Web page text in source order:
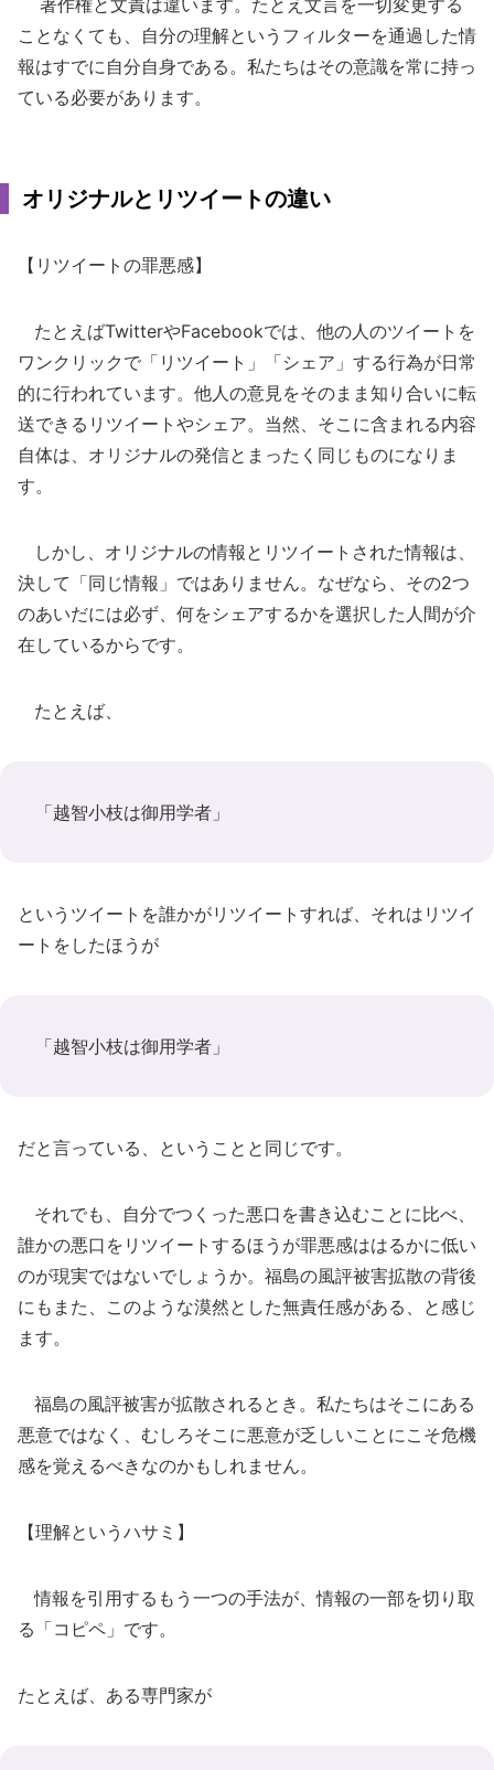
著作権と文責は違います。たとえ文言を一切変更する
ことなくても、自分の理解というフィルターを通過した情
報はすでに自分自身である。私たちはその意識を常に持っ
ている必要があります。
オリジナルとリツイートの違い
【リツイートの罪悪感】
たとえばTwitterやFacebookでは、他の人のツイートを
ワンクリックで「リツイート」「シェア」する行為が日常
的に行われています。他人の意見をそのまま知り合いに転
送できるリツイートやシェア。当然、そこに含まれる内容
自体は、オリジナルの発信とまったく同じものになりま
す。
しかし、オリジナルの情報とリツイートされた情報は、
決して「同じ情報」ではありません。なぜなら、その2つ
のあいだには必ず、何をシェアするかを選択した人間が介
在しているからです。
たとえば、
「越智小枝は御用学者」
というツイートを誰かがリツイートすれば、それはリツイ
ートをしたほうが
「越智小枝は御用学者」
だと言っている、ということと同じです。
それでも、自分でつくった悪口を書き込むことに比べ、
誰かの悪口をリツイートするほうが罪悪感ははるかに低い
のが現実ではないでしょうか。福島の風評被害拡散の背後
にもまた、このような漠然とした無責任感がある、と感じ
ます。
福島の風評被害が拡散されるとき。私たちはそこにある
悪意ではなく、むしろそこに悪意が乏しいことにこそ危機
感を覚えるべきなのかもしれません。
【理解というハサミ】
情報を引用するもう一つの手法が、情報の一部を切り取
る「コピペ」です。
たとえば、ある専門家が